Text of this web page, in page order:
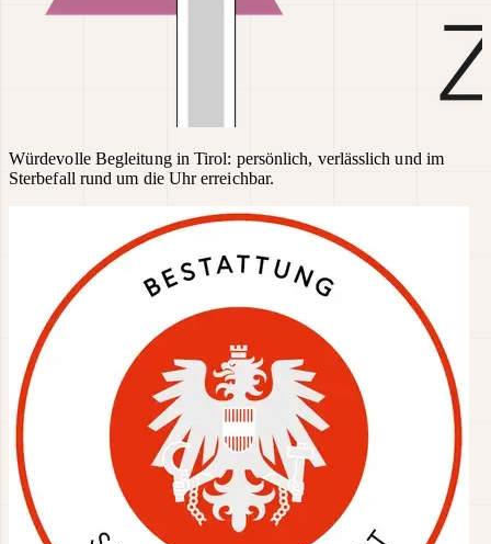
Würdevolle Begleitung in Tirol: persönlich, verlässlich und im
Sterbefall rund um die Uhr erreichbar.